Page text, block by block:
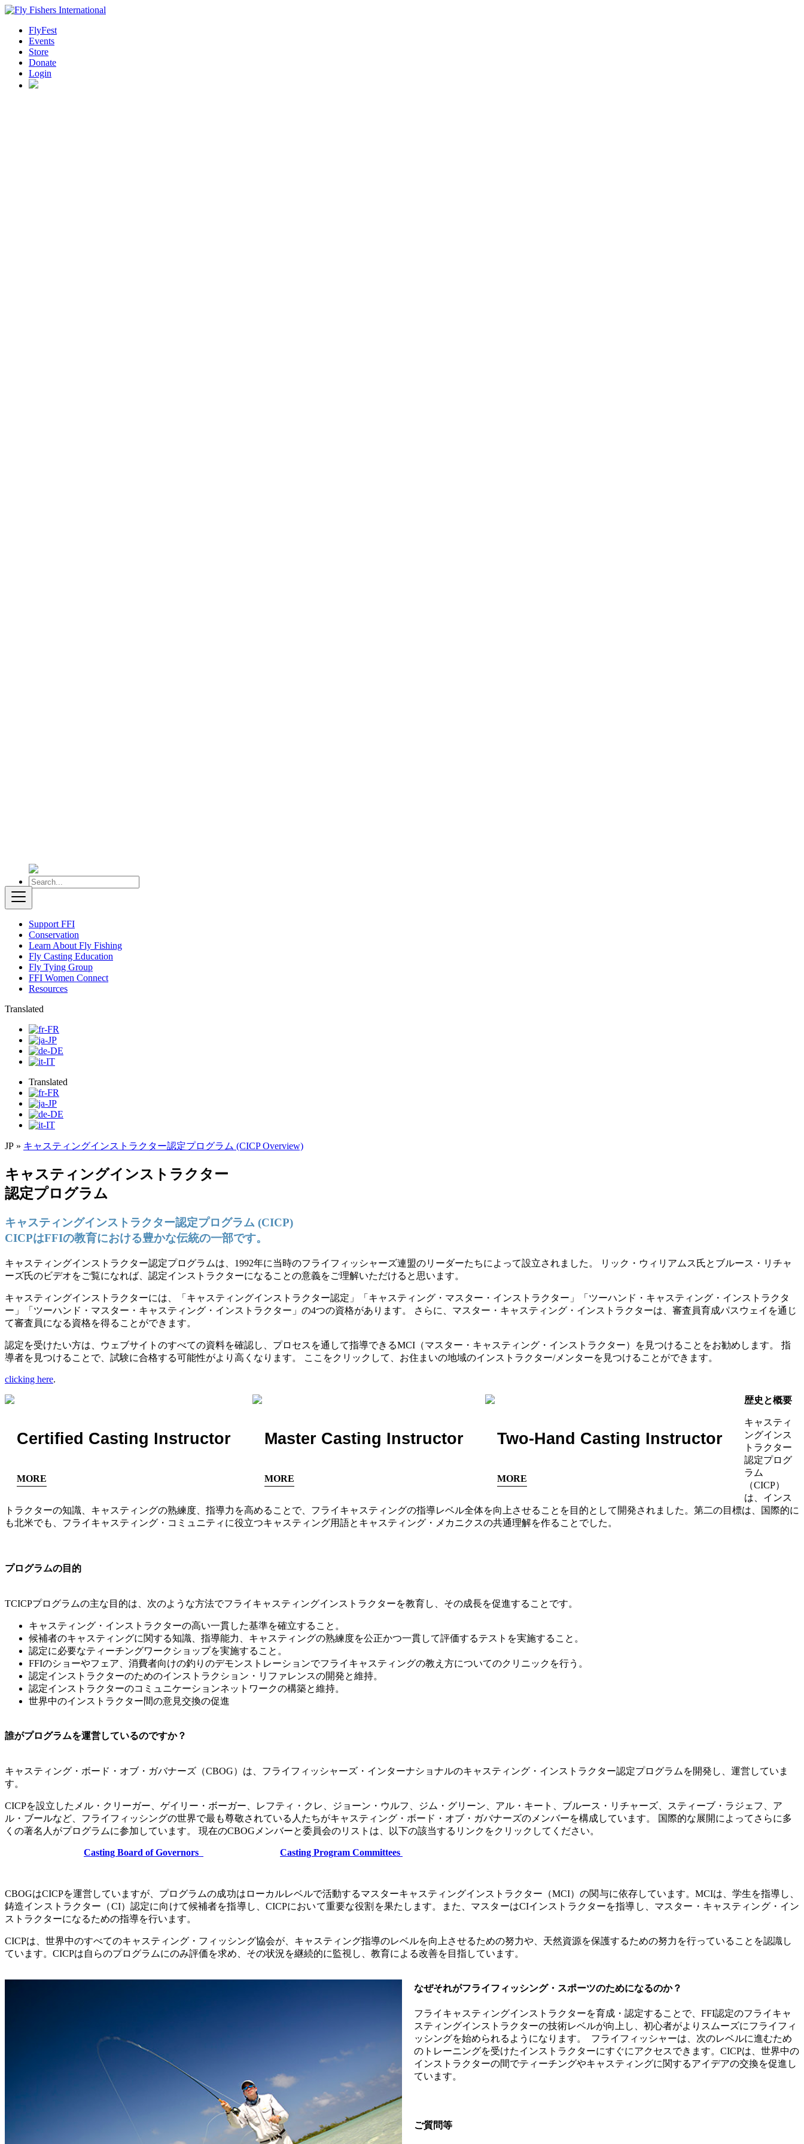
FlyFest
Events
Store
Donate
Login
Support FFI
Conservation
Learn About Fly Fishing
Fly Casting Education
Fly Tying Group
FFI Women Connect
Resources
Translated
Translated
JP » キャスティングインストラクター認定プログラム (CICP Overview)
キャスティングインストラクター
認定プログラム
キャスティングインストラクター認定プログラム (CICP)
CICPはFFIの教育における豊かな伝統の一部です。
キャスティングインストラクター認定プログラムは、1992年に当時のフライフィッシャーズ連盟のリーダーたちによって設立されました。 リック・ウィリアムス氏とブルース・リチャ
ーズ氏のビデオをご覧になれば、認定インストラクターになることの意義をご理解いただけると思います。
キャスティングインストラクターには、「キャスティングインストラクター認定」「キャスティング・マスター・インストラクター」「ツーハンド・キャスティング・インストラクタ
ー」「ツーハンド・マスター・キャスティング・インストラクター」の4つの資格があります。 さらに、マスター・キャスティング・インストラクターは、審査員育成パスウェイを通じ
て審査員になる資格を得ることができます。
認定を受けたい方は、ウェブサイトのすべての資料を確認し、プロセスを通して指導できるMCI（マスター・キャスティング・インストラクター）を見つけることをお勧めします。 指
導者を見つけることで、試験に合格する可能性がより高くなります。 ここをクリックして、お住まいの地域のインストラクター/メンターを見つけることができます。
clicking here.
Certified Casting Instructor
MORE
Master Casting Instructor
MORE
Two-Hand Casting Instructor
MORE
歴史と概要
キャスティ
ングインス
トラクター
認定プログ
ラム
（CICP）
は、インス
トラクターの知識、キャスティングの熟練度、指導力を高めることで、フライキャスティングの指導レベル全体を向上させることを目的として開発されました。第二の目標は、国際的に
も北米でも、フライキャスティング・コミュニティに役立つキャスティング用語とキャスティング・メカニクスの共通理解を作ることでした。
プログラムの目的
TCICPプログラムの主な目的は、次のような方法でフライキャスティングインストラクターを教育し、その成長を促進することです。
キャスティング・インストラクターの高い一貫した基準を確立すること。
候補者のキャスティングに関する知識、指導能力、キャスティングの熟練度を公正かつ一貫して評価するテストを実施すること。
認定に必要なティーチングワークショップを実施すること。
FFIのショーやフェア、消費者向けの釣りのデモンストレーションでフライキャスティングの教え方についてのクリニックを行う。
認定インストラクターのためのインストラクション・リファレンスの開発と維持。
認定インストラクターのコミュニケーションネットワークの構築と維持。
世界中のインストラクター間の意見交換の促進
誰がプログラムを運営しているのですか？
キャスティング・ボード・オブ・ガバナーズ（CBOG）は、フライフィッシャーズ・インターナショナルのキャスティング・インストラクター認定プログラムを開発し、運営していま
す。
CICPを設立したメル・クリーガー、ゲイリー・ボーガー、レフティ・クレ、ジョーン・ウルフ、ジム・グリーン、アル・キート、ブルース・リチャーズ、スティーブ・ラジェフ、ア
ル・ブールなど、フライフィッシングの世界で最も尊敬されている人たちがキャスティング・ボード・オブ・ガバナーズのメンバーを構成しています。 国際的な展開によってさらに多
くの著名人がプログラムに参加しています。 現在のCBOGメンバーと委員会のリストは、以下の該当するリンクをクリックしてください。
Casting Board of Governors Casting Program Committees
CBOGはCICPを運営していますが、プログラムの成功はローカルレベルで活動するマスターキャスティングインストラクター（MCI）の関与に依存しています。MCIは、学生を指導し、
鋳造インストラクター（CI）認定に向けて候補者を指導し、CICPにおいて重要な役割を果たします。また、マスターはCIインストラクターを指導し、マスター・キャスティング・イン
ストラクターになるための指導を行います。
CICPは、世界中のすべてのキャスティング・フィッシング協会が、キャスティング指導のレベルを向上させるための努力や、天然資源を保護するための努力を行っていることを認識し
ています。CICPは自らのプログラムにのみ評価を求め、その状況を継続的に監視し、教育による改善を目指しています。
なぜそれがフライフィッシング・スポーツのためになるのか？
フライキャスティングインストラクターを育成・認定することで、FFI認定のフライキャ
スティングインストラクターの技術レベルが向上し、初心者がよりスムーズにフライフィ
ッシングを始められるようになります。 フライフィッシャーは、次のレベルに進むため
のトレーニングを受けたインストラクターにすぐにアクセスできます。CICPは、世界中の
インストラクターの間でティーチングやキャスティングに関するアイデアの交換を促進し
ています。
ご質問等